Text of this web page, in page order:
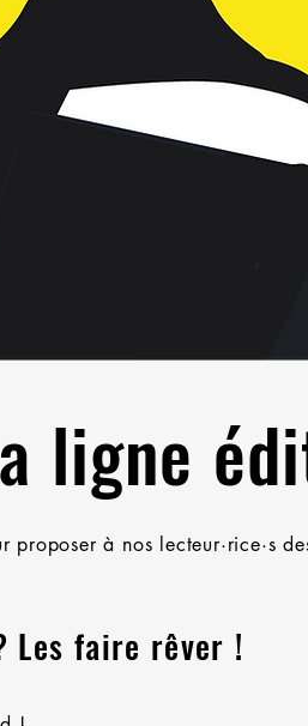
ligne
à nos lecteur·rice·s
Les faire rêver !